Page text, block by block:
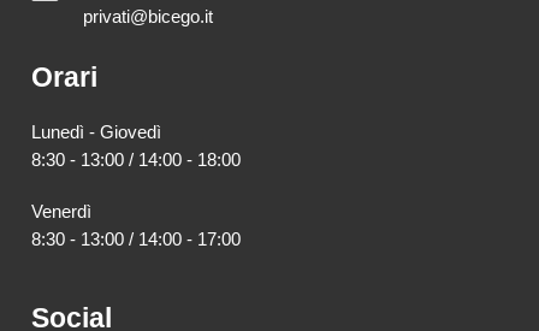
privati@bicego.it
Orari
Lunedì - Giovedì
8:30 - 13:00 / 14:00 - 18:00
Venerdì
8:30 - 13:00 / 14:00 - 17:00
Social